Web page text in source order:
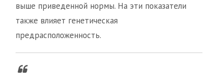
выше приведенной нормы. На эти показатели
также влияет генетическая
предрасположенность.